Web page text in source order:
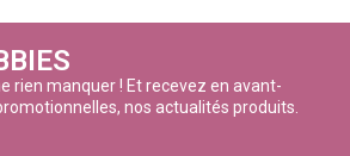
rien manquer ! Et recevez en avant-
nos actualités produits.